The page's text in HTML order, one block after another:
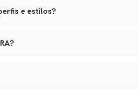
proteção UVA e UVB, adornos
e design exclusivo.
e estilos?
funcionalidade real, elegância e
alterar o design original.